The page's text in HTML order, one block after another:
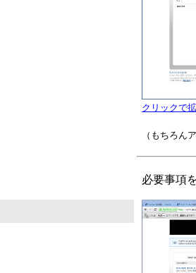
クリックで
（もちろん
必要事項